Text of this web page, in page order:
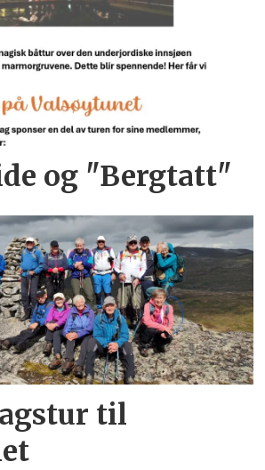
og "Bergtatt"
til